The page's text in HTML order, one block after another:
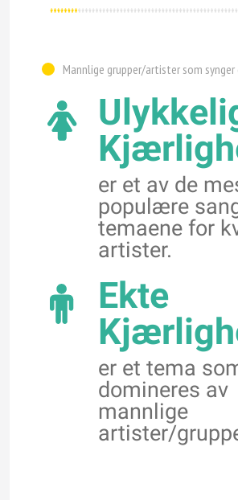
er et av de
populære
temaene for
artister.
Ekte
er et tema
domineres av
mannlige
artister/